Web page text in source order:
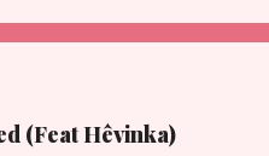
(Feat Hêvinka)